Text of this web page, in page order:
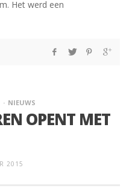
Het werd een
NIEUWS
OPENT MET
2015